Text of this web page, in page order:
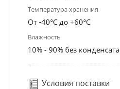
Температура хранения
От -40°С до +60°С
Влажность
10% - 90% без конденсата
Условия поставки